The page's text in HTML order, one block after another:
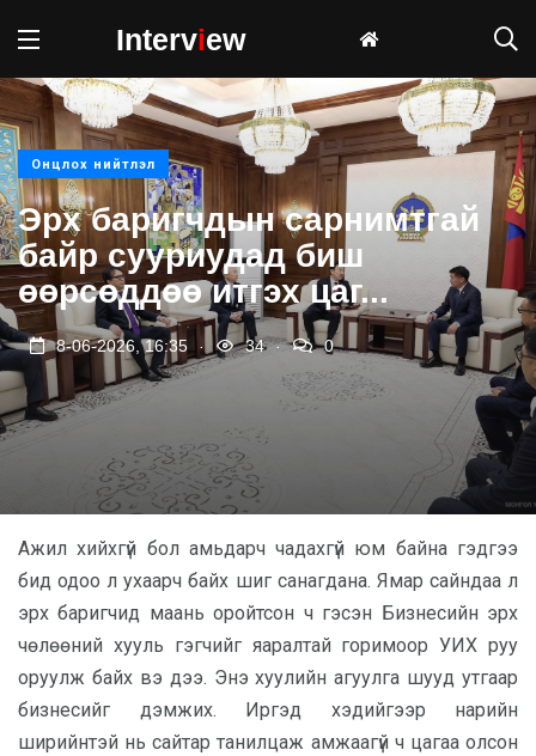
Interview
Онцлох нийтлэл
Эрх баригчдын сарнимтгай
байр сууриудад биш
өөрсөддөө итгэх цаг...
8-06-2026, 16:35 34 . 0
Ажил хийхгүй бол амьдарч чадахгүй юм байна гэдгээ
бид одоо л ухаарч байх шиг санагдана. Ямар сайндаа л
эрх баригчид маань оройтсон ч гэсэн Бизнесийн эрх
чөлөөний хууль гэгчийг яаралтай горимоор УИХ руу
оруулж байх вэ дээ. Энэ хуулийн агуулга шууд утгаар
бизнесийг дэмжих. Иргэд хэдийгээр нарийн
ширийнтэй нь сайтар танилцаж амжаагүй ч цагаа олсон